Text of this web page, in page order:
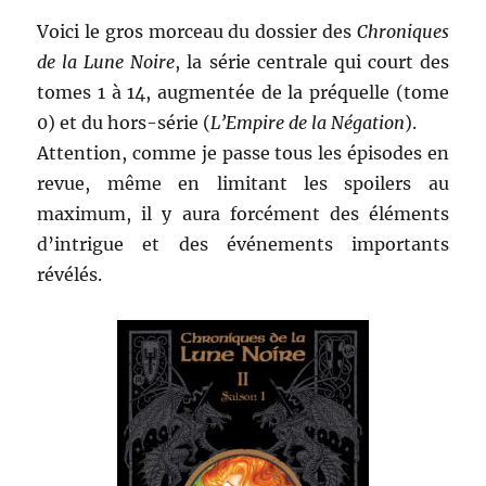
Froideval
Voici le gros morceau du dossier des Chroniques
de la Lune Noire, la série centrale qui court des
tomes 1 à 14, augmentée de la préquelle (tome
0) et du hors-série (L’Empire de la Négation).
Attention, comme je passe tous les épisodes en
revue, même en limitant les spoilers au
maximum, il y aura forcément des éléments
d’intrigue et des événements importants
révélés.